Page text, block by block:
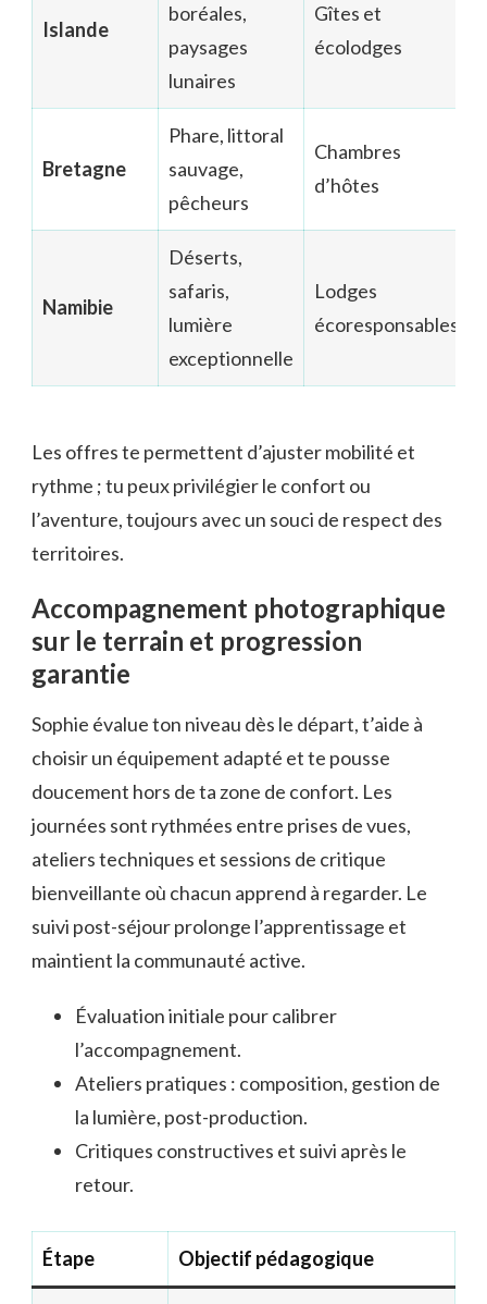
Islande
boréales,
paysages
lunaires
Gîtes et
écolodges
Bretagne
Phare, littoral
sauvage,
pêcheurs
Chambres
d’hôtes
Namibie
Déserts,
safaris,
lumière
exceptionnelle
Lodges
écoresponsables
Les offres te permettent d’ajuster mobilité et
rythme ; tu peux privilégier le confort ou
l’aventure, toujours avec un souci de respect des
territoires.
Accompagnement photographique
sur le terrain et progression
garantie
Sophie évalue ton niveau dès le départ, t’aide à
choisir un équipement adapté et te pousse
doucement hors de ta zone de confort. Les
journées sont rythmées entre prises de vues,
ateliers techniques et sessions de critique
bienveillante où chacun apprend à regarder. Le
suivi post-séjour prolonge l’apprentissage et
maintient la communauté active.
Évaluation initiale pour calibrer
l’accompagnement.
Ateliers pratiques : composition, gestion de
la lumière, post-production.
Critiques constructives et suivi après le
retour.
Étape Objectif pédagogique